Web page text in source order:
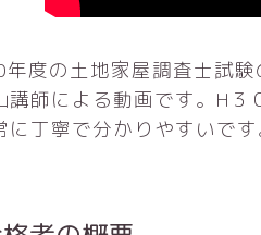
年度の土地家屋調査士試
講師による動画です。H３
に丁寧で分かりやすいで